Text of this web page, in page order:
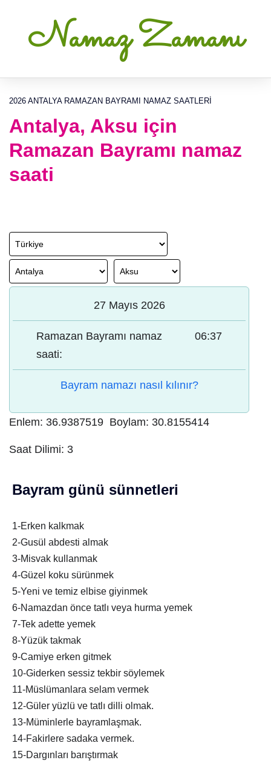
Namaz Zamanı
2026 ANTALYA RAMAZAN BAYRAMI NAMAZ SAATLERI
Antalya, Aksu için
Ramazan Bayramı namaz
saati
27 Mayıs 2026
Ramazan Bayramı namaz
saati:
06:37
Bayram namazı nasıl kılınır?
Enlem: 36.9387519 Boylam: 30.8155414
Saat Dilimi: 3
Bayram günü sünnetleri
1-Erken kalkmak
2-Gusül abdesti almak
3-Misvak kullanmak
4-Güzel koku sürünmek
5-Yeni ve temiz elbise giyinmek
6-Namazdan önce tatlı veya hurma yemek
7-Tek adette yemek
8-Yüzük takmak
9-Camiye erken gitmek
10-Giderken sessiz tekbir söylemek
11-Müslümanlara selam vermek
12-Güler yüzlü ve tatlı dilli olmak.
13-Müminlerle bayramlaşmak.
14-Fakirlere sadaka vermek.
15-Dargınları barıştırmak